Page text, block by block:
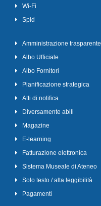
Wi-Fi
Spid
Amministrazione trasparente
Albo Ufficiale
Albo Fornitori
Pianificazione strategica
Atti di notifica
Diversamente abili
Magazine
E-learning
Fatturazione elettronica
Sistema Museale di Ateneo
Solo testo / alta leggibilità
Pagamenti